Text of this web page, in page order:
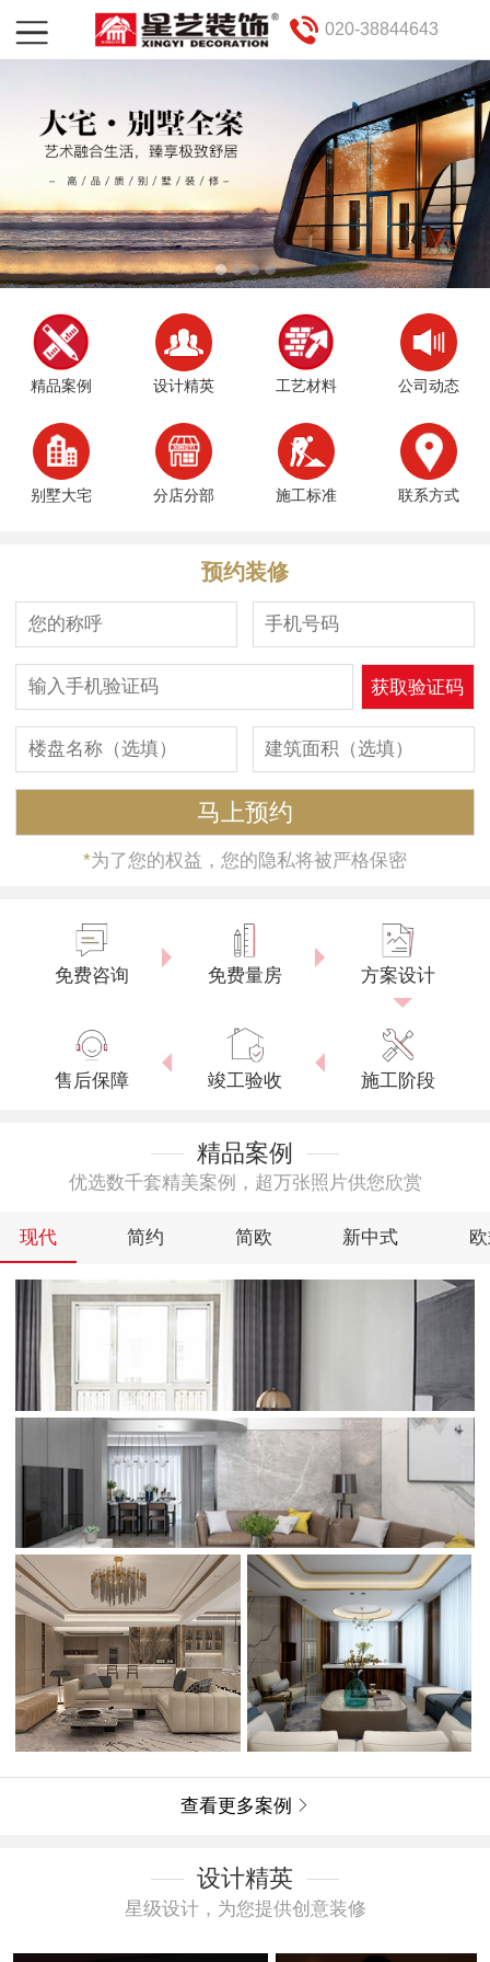
020-38844643
精品案例 设计精英 工艺材料 公司动态
别墅大宅 分店分部 施工标准 联系方式
预约装修
*为了您的权益，您的隐私将被严格保密
免费咨询 免费量房 方案设计
售后保障 竣工验收 施工阶段
精品案例
优选数千套精美案例，超万张照片供您欣赏
现代 简约 简欧 新中式
查看更多案例 
设计精英
星级设计，为您提供创意装修